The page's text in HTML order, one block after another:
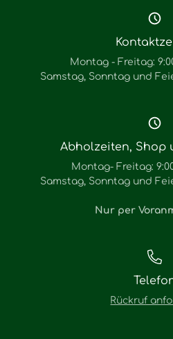
Montag - Freitag:
Samstag, Sonntag und
Abholzeiten, Shop
Montag- Freitag:
Samstag, Sonntag und
Nur per
Rückruf